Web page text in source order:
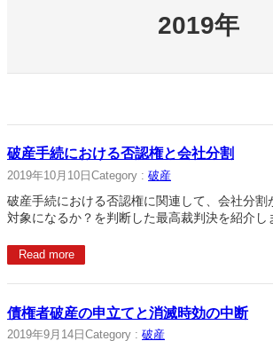
2019年
破産手続における否認権と会社分割
2019年10月10日 Category : 破産
破産手続における否認権に関連して、会社分割
対象になるか？を判断した最高裁判決を紹介し
Read more
債権者破産の申立てと消滅時効の中断
2019年9月14日 Category : 破産